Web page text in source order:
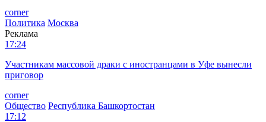
corner
Политика Москва
Реклама
17:24
Участникам массовой драки с иностранцами в Уфе вынесли
приговор
corner
Общество Республика Башкортостан
17:12